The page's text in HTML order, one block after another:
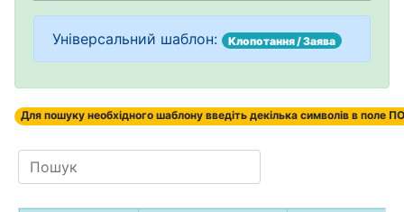
Універсальний шаблон: Клопотання / Заява
Для пошуку необхідного шаблону введіть декілька символів в